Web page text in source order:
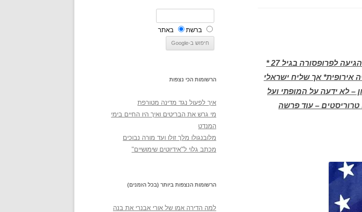
מזכירת המדינה האמריקנית היא ילדת הפלא של אמריקה * הגיעה לפרופסורה בגיל 27 *
אירופית* אך שליח ישראלי
– לא ידעה על המופתי ועל
– עוד פרשה
ברשת באתר
הרשומות הכי נצפות
איך לפעול נגד מדינה מטורפת
מי גרש את הבריטים ואיך היו החיים בימי
המנדט
מלובנגולו מלך זולו ועד מורה נבוכים
מכתב גלוי ל"אידיוטים שימושיים"
הרשומות הנצפות ביותר (בכל הזמנים)
למה הדירה אמו של אורי אבנרי את בנה